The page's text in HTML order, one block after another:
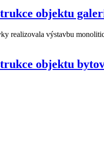
objektu
realizovala výstavbu
objektu